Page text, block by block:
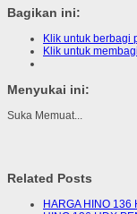
Bagikan ini:
Klik untuk berbagi
Klik untuk
Menyukai ini:
Suka Memuat...
Related Posts
HARGA HINO 136